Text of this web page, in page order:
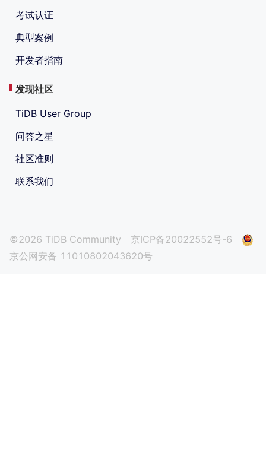
考试认证
典型案例
开发者指南
发现社区
TiDB User Group
问答之星
社区准则
联系我们
©2026 TiDB Community
京ICP备20022552号-6
京公网安备 11010802043620号